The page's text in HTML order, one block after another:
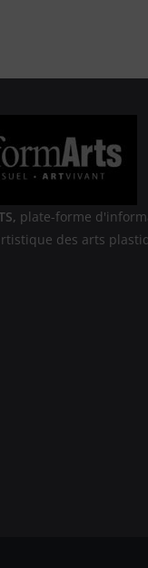
plate-forme
des arts